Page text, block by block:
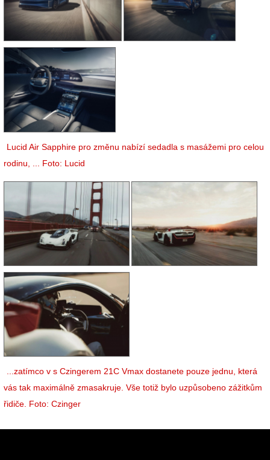
Lucid Air Sapphire pro změnu nabízí sedadla s masážemi pro celou
rodinu, ... Foto: Lucid
...zatímco v s Czingerem 21C Vmax dostanete pouze jednu, která
vás tak maximálně zmasakruje. Vše totiž bylo uzpůsobeno zážitkům
řidiče. Foto: Czinger